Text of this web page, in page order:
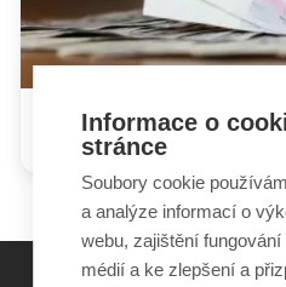
Zaměstnávání
Informace o
stránce
Soubory cookie
a analýze informací o
webu, zajištění
médií a ke zlepšení a